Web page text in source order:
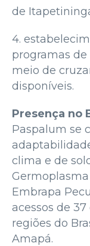
de
4.
programas
meio de
disponíveis.
Presença no
Paspalum se
clima e de
Embrapa
acessos de
regiões do
Amapá.